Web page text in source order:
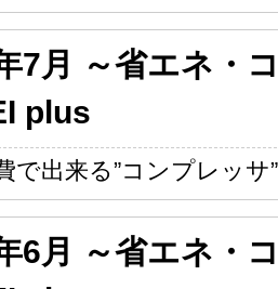
7月 ～省エネ・
plus
で出来る”コンプレッサ
6月 ～省エネ・